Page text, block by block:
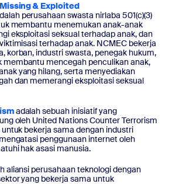
& Exploited
perusahaan swasta nirlaba 501(c)(3)
membantu menemukan anak-anak
eksploitasi seksual terhadap anak, dan
terhadap anak. NCMEC bekerja
korban, industri swasta, penegak hukum,
membantu mencegah penculikan anak,
yang hilang, serta menyediakan
dan memerangi eksploitasi seksual
adalah sebuah inisiatif yang
oleh United Nations Counter Terrorism
bekerja sama dengan industri
penggunaan internet oleh
hak asasi manusia.
aliansi perusahaan teknologi dengan
yang bekerja sama untuk